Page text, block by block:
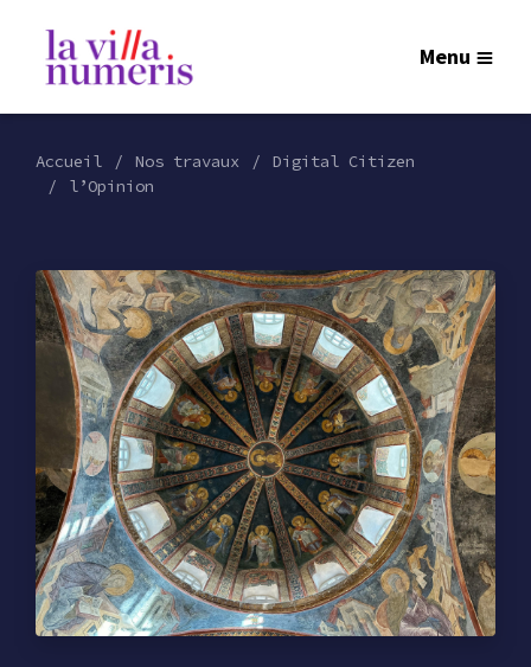
Menu
Accueil Nos travaux
Digital Citizen
l’Opinion